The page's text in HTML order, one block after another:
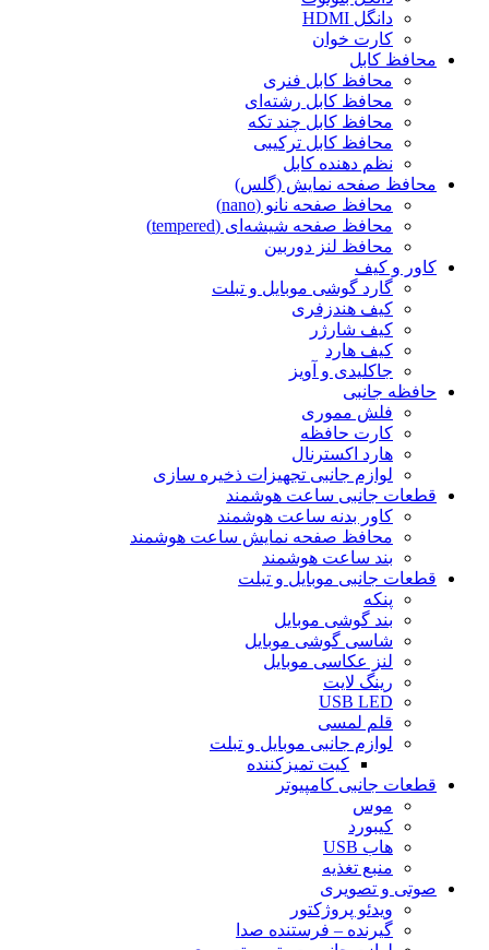
دانگل HDMI
کارت خوان
محافظ کابل
محافظ کابل فنری
محافظ کابل رشته‌ای
محافظ کابل چند تکه
محافظ کابل ترکیبی
نظم دهنده کابل
محافظ صفحه نمایش (گلس)
محافظ صفحه نانو (nano)
محافظ صفحه شیشه‌ای (tempered)
محافظ لنز دوربین
کاور و کیف
گارد گوشی موبایل و تبلت
کیف هندزفری
کیف شارژر
کیف هارد
جاکلیدی و آویز
حافظه جانبی
فلش مموری
کارت حافظه
هارد اکسترنال
لوازم جانبی تجهیزات ذخیره سازی
قطعات جانبی ساعت هوشمند
کاور بدنه ساعت هوشمند
محافظ صفحه نمایش ساعت هوشمند
بند ساعت هوشمند
قطعات جانبی موبایل و تبلت
پنکه
بند گوشی موبایل
شاسی گوشی موبایل
لنز عکاسی موبایل
رینگ لایت
USB LED
قلم لمسی
لوازم جانبی موبایل و تبلت
کیت تمیزکننده
قطعات جانبی کامپیوتر
موس
کیبورد
هاب USB
منبع تغذیه
صوتی و تصویری
ویدئو پروژکتور
گیرنده – فرستنده صدا